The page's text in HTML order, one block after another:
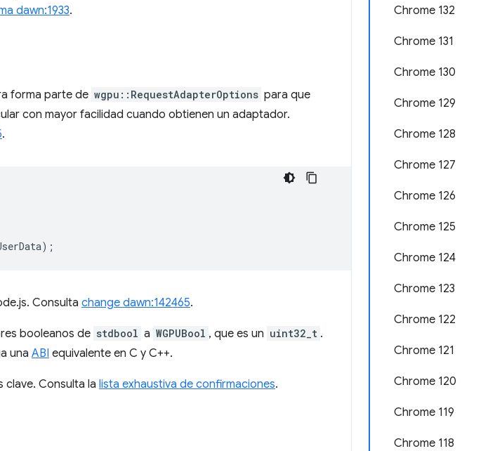
Chrome 132
Chrome 131
Chrome 130
Chrome 129
Chrome 128
Chrome 127
Chrome 126
Chrome 125
Chrome 124
Chrome 123
Chrome 122
Chrome 121
Chrome 120
Chrome 119
Chrome 118
dawn:1933.
forma parte de wgpu::RequestAdapterOptions para que
con mayor facilidad cuando obtienen un adaptador.
.
);
Consulta change dawn:142465.
booleanos de stdbool a WGPUBool , que es un uint32_t .
una ABI equivalente en C y C++.
Consulta la lista exhaustiva de confirmaciones.